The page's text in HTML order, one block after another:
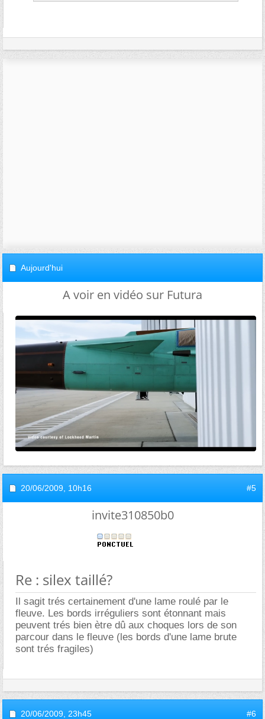
Aujourd'hui
A voir en vidéo sur Futura
20/06/2009, 10h16 #5
invite310850b0
Re : silex taillé?
Il sagit trés certainement d'une lame roulé par le
fleuve. Les bords irréguliers sont étonnant mais
peuvent trés bien ètre dû aux choques lors de son
parcour dans le fleuve (les bords d'une lame brute
sont trés fragiles)
20/06/2009, 23h45 #6